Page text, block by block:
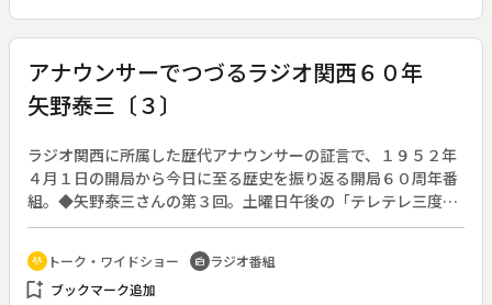
新たな門出を祝う“卒業式”「ＳＣＨＯＯＬ ＯＦ ＬＯＣＫ！
×高橋優『もうひとつの卒業式～福島県南相馬～』」が開催さ
披露。未来を担う卒業生へのエールを、ライブの模様と共に送
る。
アナウンサーでつづるラジオ関西６０年
矢野泰三〔３〕
ラジオ関西に所属した歴代アナウンサーの証言で、１９５２年
４月１日の開局から今日に至る歴史を振り返る開局６０周年番
組。◆矢野泰三さんの第３回。土曜日午後の「テレテレ三度
笠」、お昼の番組「ミュージックワゴン」の思い出を語る。矢
野さんは「ミュージックワゴン」の当時の選曲ノートを持参し
て、自作のポエムを名調子で再現するが、本当は洗練された洋
楽番組をやりたかったのだと言う。思い出の曲はサウンドトラ
adaptive_audio_mic トーク・ワイドショー radio ラジオ番組
bookmark_add ブックマーク追加